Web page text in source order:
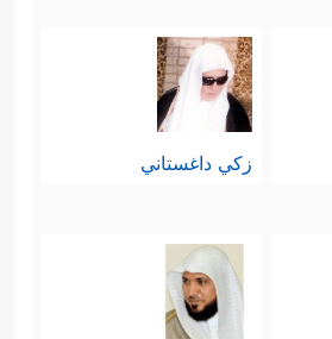
زكي داغستاني